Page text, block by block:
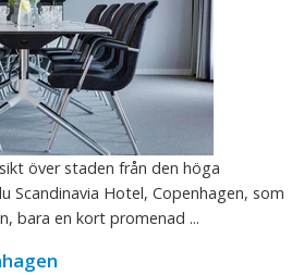
över staden från den höga
Scandinavia Hotel, Copenhagen, som
bara en kort promenad ...